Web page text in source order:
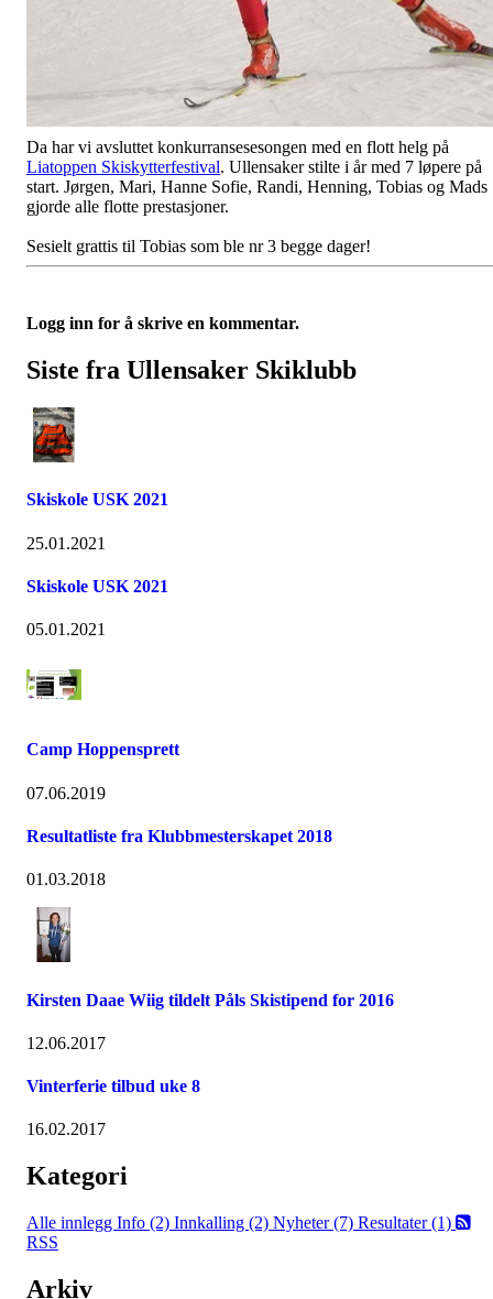
Da har vi avsluttet konkurransesesongen med en flott helg på
Liatoppen Skiskytterfestival. Ullensaker stilte i år med 7 løpere på
start. Jørgen, Mari, Hanne Sofie, Randi, Henning, Tobias og Mads
gjorde alle flotte prestasjoner.
Sesielt grattis til Tobias som ble nr 3 begge dager!
Logg inn for å skrive en kommentar.
Siste fra Ullensaker Skiklubb
Skiskole USK 2021
25.01.2021
Skiskole USK 2021
05.01.2021
Camp Hoppensprett
07.06.2019
Resultatliste fra Klubbmesterskapet 2018
01.03.2018
Kirsten Daae Wiig tildelt Påls Skistipend for 2016
12.06.2017
Vinterferie tilbud uke 8
16.02.2017
Kategori
Alle innlegg Info (2) Innkalling (2) Nyheter (7) Resultater (1)
RSS
Arkiv